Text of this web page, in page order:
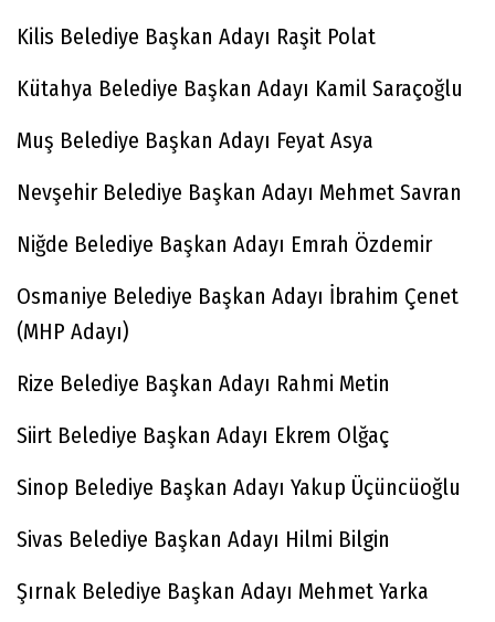
Kilis Belediye Başkan Adayı Raşit Polat
Kütahya Belediye Başkan Adayı Kamil Saraçoğlu
Muş Belediye Başkan Adayı Feyat Asya
Nevşehir Belediye Başkan Adayı Mehmet Savran
Niğde Belediye Başkan Adayı Emrah Özdemir
Osmaniye Belediye Başkan Adayı İbrahim Çenet
(MHP Adayı)
Rize Belediye Başkan Adayı Rahmi Metin
Siirt Belediye Başkan Adayı Ekrem Olğaç
Sinop Belediye Başkan Adayı Yakup Üçüncüoğlu
Sivas Belediye Başkan Adayı Hilmi Bilgin
Şırnak Belediye Başkan Adayı Mehmet Yarka